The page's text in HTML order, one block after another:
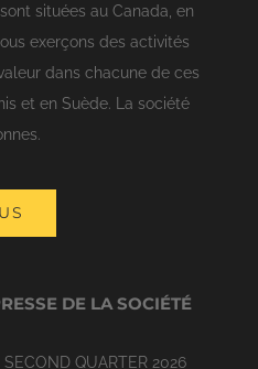
situées au Canada, en
exerçons des activités
dans chacune de ces
et en Suède. La société
DE LA SOCIÉTÉ
QUARTER 2026